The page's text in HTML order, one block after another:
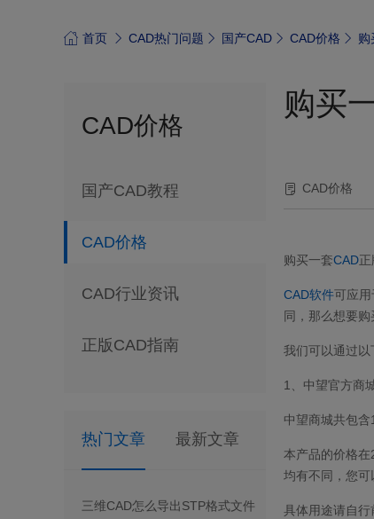
首页 CAD热门问题 国产CAD CAD价格 购
CAD价格
国产CAD教程
CAD价格
CAD行业资讯
正版CAD指南
热门文章 最新文章
三维CAD怎么导出STP格式文件
购买
CAD价格
购买一套CAD
CAD软件可应
同，那么想要购
我们可以通过以
1、 中望官方商
中望商城共包含
本产品的价格
均有不同，您可
具体用途请自行